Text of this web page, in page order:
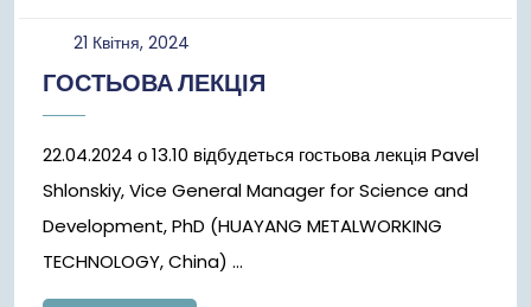
21 Квітня, 202421
2024
ГОСТЬОВА ЛЕКЦІЯ
22.04.2024 о 13.10 відбудеться гостьова лекція Pavel
Shlonskiy, Vice General Manager for Science and
Development, PhD (HUAYANG METALWORKING
TECHNOLOGY, China) ...